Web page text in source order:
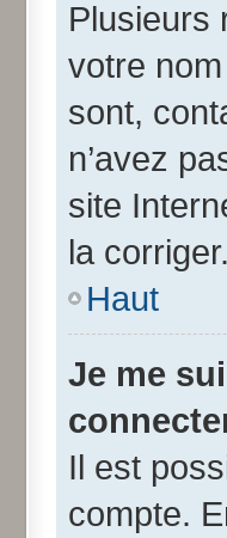
Plusieurs
votre
sont,
n’avez
site
la corriger.
Haut
Je me
Il est
compte.